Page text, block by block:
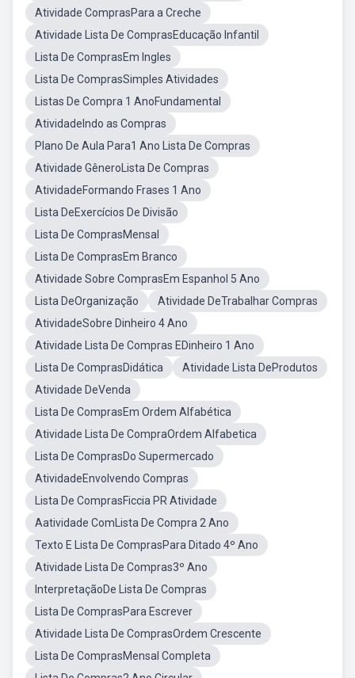
Atividade ComprasPara a Creche
Atividade Lista De ComprasEducação Infantil
Lista De ComprasEm Ingles
Lista De ComprasSimples Atividades
Listas De Compra 1 AnoFundamental
AtividadeIndo as Compras
Plano De Aula Para1 Ano Lista De Compras
Atividade GêneroLista De Compras
AtividadeFormando Frases 1 Ano
Lista DeExercícios De Divisão
Lista De ComprasMensal
Lista De ComprasEm Branco
Atividade Sobre ComprasEm Espanhol 5 Ano
Lista DeOrganização
Atividade DeTrabalhar Compras
AtividadeSobre Dinheiro 4 Ano
Atividade Lista De Compras EDinheiro 1 Ano
Lista De ComprasDidática
Atividade Lista DeProdutos
Atividade DeVenda
Lista De ComprasEm Ordem Alfabética
Atividade Lista De CompraOrdem Alfabetica
Lista De ComprasDo Supermercado
AtividadeEnvolvendo Compras
Lista De ComprasFiccia PR Atividade
Aatividade ComLista De Compra 2 Ano
Texto E Lista De ComprasPara Ditado 4º Ano
Atividade Lista De Compras3º Ano
InterpretaçãoDe Lista De Compras
Lista De ComprasPara Escrever
Atividade Lista De ComprasOrdem Crescente
Lista De ComprasMensal Completa